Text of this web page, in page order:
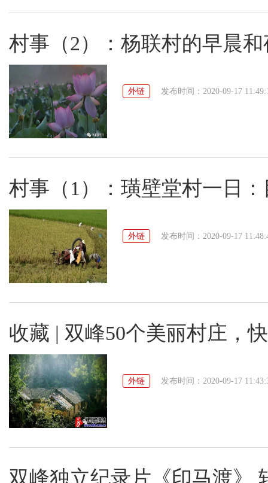
村事（2）：杨联村的早晨
外链 发布时间：2020-09-17
村事（1）：璜壁堂村一日
外链 发布时间：2020-09-17
收藏 | 双峰50个美丽村庄，
外链 发布时间：2020-09-17
双峰独立纪录片《印马渡》